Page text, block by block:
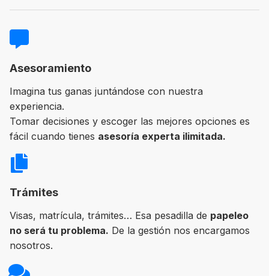
Asesoramiento
Imagina tus ganas juntándose con nuestra
experiencia.
Tomar decisiones y escoger las mejores opciones es
fácil cuando tienes asesoría experta ilimitada.
Trámites
Visas, matrícula, trámites… Esa pesadilla de papeleo
no será tu problema. De la gestión nos encargamos
nosotros.